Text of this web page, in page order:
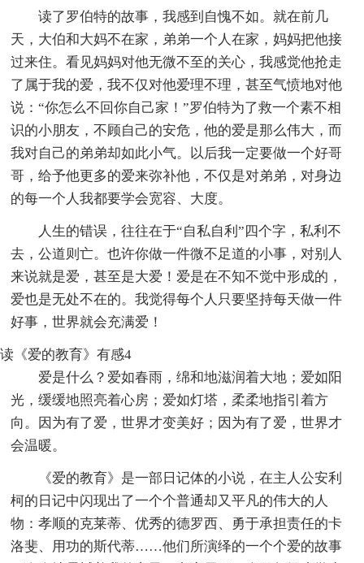
读了罗伯特的故事，我感到自愧不如。就在前几
天，大伯和大妈不在家，弟弟一个人在家，妈妈把他接
过来住。看见妈妈对他无微不至的关心，我感觉他抢走
了属于我的爱，我不仅对他爱理不理，甚至气愤地对他
说：“你怎么不回你自己家！”罗伯特为了救一个素不相
识的小朋友，不顾自己的安危，他的爱是那么伟大，而
我对自己的弟弟却如此小气。以后我一定要做一个好哥
哥，给予他更多的爱来弥补他，不仅是对弟弟，对身边
的每一个人我都要学会宽容、大度。
人生的错误，往往在于“自私自利”四个字，私利不
去，公道则亡。也许你做一件微不足道的小事，对别人
来说就是爱，甚至是大爱！爱是在不知不觉中形成的，
爱也是无处不在的。我觉得每个人只要坚持每天做一件
好事，世界就会充满爱！
读《爱的教育》有感4
爱是什么？爱如春雨，绵和地滋润着大地；爱如阳
光，缓缓地照亮着心房；爱如灯塔，柔柔地指引着方
向。因为有了爱，世界才变美好；因为有了爱，世界才
会温暖。
《爱的教育》是一部日记体的小说，在主人公安利
柯的日记中闪现出了一个个普通却又平凡的伟大的人
物：孝顺的克莱蒂、优秀的德罗西、勇于承担责任的卡
洛斐、用功的斯代蒂……他们所演绎的一个个爱的故事